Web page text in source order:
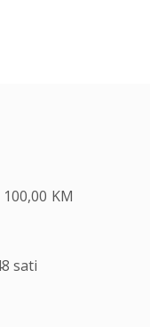
KM
sati